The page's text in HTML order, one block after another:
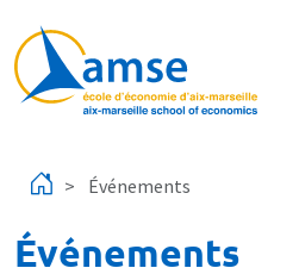
Événements
Événements